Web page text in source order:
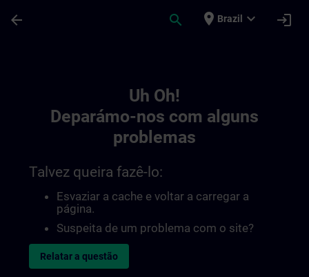
arrow_back search place Brazil expand_more login
Uh Oh!
Deparámo-nos com alguns
problemas
Talvez queira fazê-lo:
Esvaziar a cache e voltar a carregar a
página.
Suspeita de um problema com o site?
Relatar a questão